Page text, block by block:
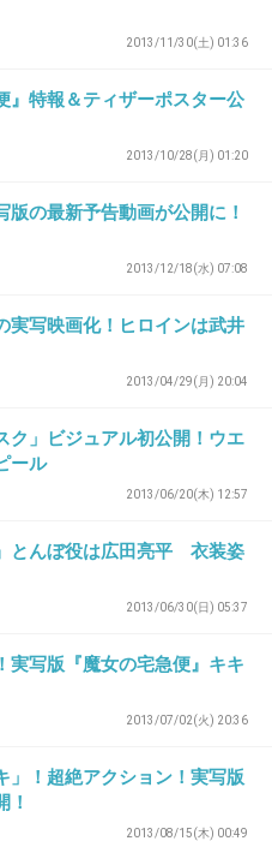
+17 -0
慣れてきた自分が怖い
だけで全てがネタバ
イメージ・・
2013/11/30(土) 01:36
』特報＆ティザーポスター公
2013/10/28(月) 01:20
版の最新予告動画が公開に！
2013/12/18(水) 07:08
実写映画化！ヒロインは武井
2013/04/29(月) 20:04
ク」ビジュアル初公開！ウエ
ール
2013/06/20(木) 12:57
とんぼ役は広田亮平 衣装姿
2013/06/30(日) 05:37
実写版『魔女の宅急便』キキ
2013/07/02(火) 20:36
」！超絶アクション！実写版
！
2013/08/15(木) 00:49